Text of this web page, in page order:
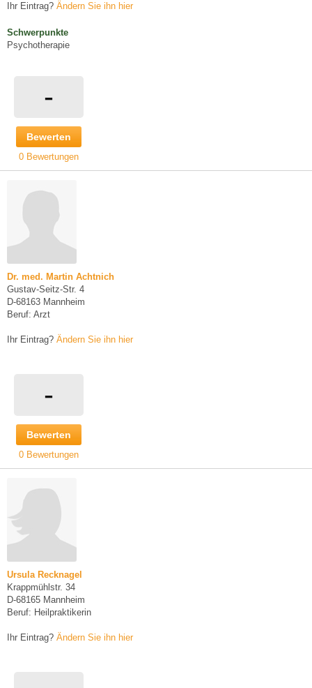
Ihr Eintrag? Ändern Sie ihn hier
Schwerpunkte
Psychotherapie
-
Bewerten
0 Bewertungen
Dr. med. Martin Achtnich
Gustav-Seitz-Str. 4
D-68163 Mannheim
Beruf: Arzt
Ihr Eintrag? Ändern Sie ihn hier
-
Bewerten
0 Bewertungen
Ursula Recknagel
Krappmühlstr. 34
D-68165 Mannheim
Beruf: Heilpraktikerin
Ihr Eintrag? Ändern Sie ihn hier